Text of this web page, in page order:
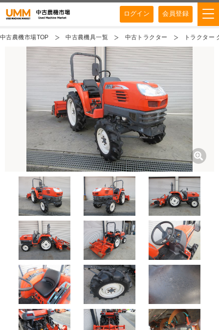
ログイン 会員登録
中古農機市場TOP 中古農機具一覧 中古トラクター トラクター